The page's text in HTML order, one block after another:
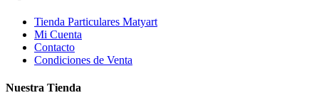
Tienda Particulares Matyart
Mi Cuenta
Contacto
Condiciones de Venta
Nuestra Tienda